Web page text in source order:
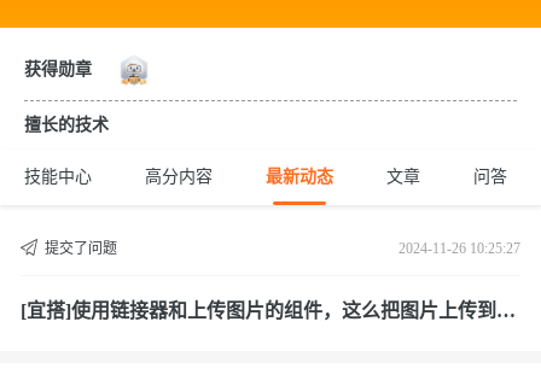
获得勋章
擅长的技术
技能中心 高分内容 最新动态 文章 问答
提交了问题 2024-11-26 10:25:27
[宜搭]使用链接器和上传图片的组件，这么把图片上传到第